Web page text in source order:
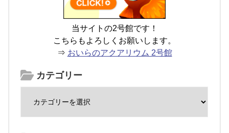
当サイトの2号館です！
こちらもよろしくお願いします。
⇒ おいらのアクアリウム 2号館
カテゴリー